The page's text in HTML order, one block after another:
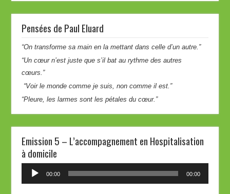
Pensées de Paul Eluard
“On transforme sa main en la mettant dans celle d’un autre.”
“Un cœur n’est juste que s’il bat au rythme des autres
cœurs.”
“Voir le monde comme je suis, non comme il est.”
“Pleure, les larmes sont les pétales du cœur.”
Emission 5 – L’accompagnement en Hospitalisation
à domicile
Lecteur
00:00 00:00